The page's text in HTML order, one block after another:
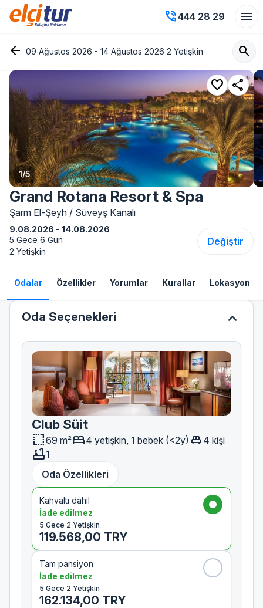
phone_in_talk444 28 29 menu
arrow_back 09 Ağustos 2026 - 14 Ağustos 2026 2 Yetişkin search
Grand Rotana Resort & Spa
Şarm El-Şeyh / Süveyş Kanalı
share
favorite
9.08.2026 - 14.08.2026
5 Gece 6 Gün
2 Yetişkin
Değiştir
1/5
Odalar Özellikler Yorumlar Kurallar Lokasyon
Oda Seçenekleri expand_less
Club Süit
resize69 m²bed4 yetişkin, 1 bebek (<2y) single_bed 4 kişi
bathtub1
Oda Özellikleri
Kahvaltı dahil
İade edilmez
5 Gece 2 Yetişkin
119.568,00 TRY
Tam pansiyon
İade edilmez
5 Gece 2 Yetişkin
162.134,00 TRY